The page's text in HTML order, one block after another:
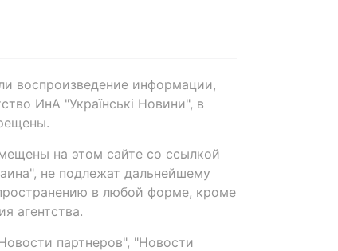
воспроизведение информации,
ИнА "Українські Новини", в
на этом сайте со ссылкой
не подлежат дальнейшему
в любой форме, кроме
агентства.
партнеров", "Новости